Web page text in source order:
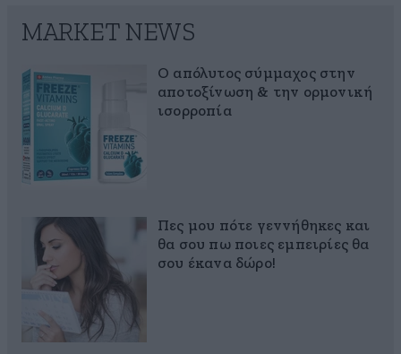
MARKET NEWS
Ο απόλυτος σύμμαχος στην
αποτοξίνωση & την ορμονική
ισορροπία
Πες μου πότε γεννήθηκες και
θα σου πω ποιες εμπειρίες θα
σου έκανα δώρο!